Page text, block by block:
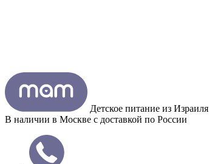
Детское питание из Израиля
В наличии в Москве с доставкой по России